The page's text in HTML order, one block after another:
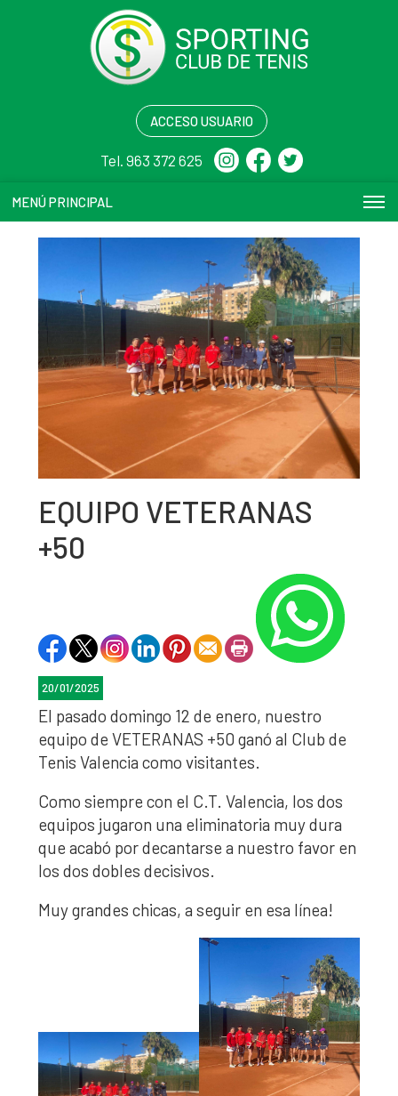
ACCESO USUARIO
Tel. 963 372 625
MENÚ PRINCIPAL
EQUIPO VETERANAS
+50
20/01/2025
El pasado domingo 12 de enero, nuestro
equipo de VETERANAS +50 ganó al Club de
Tenis Valencia como visitantes.
Como siempre con el C.T. Valencia, los dos
equipos jugaron una eliminatoria muy dura
que acabó por decantarse a nuestro favor en
los dos dobles decisivos.
Muy grandes chicas, a seguir en esa línea!